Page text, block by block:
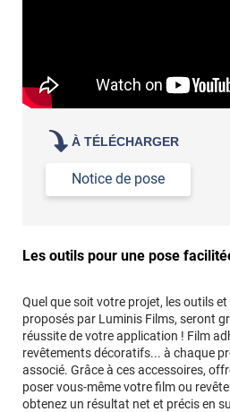
À TÉLÉCHARGER
Notice de pose
Les outils pour une pose
Quel que soit votre projet, les outils
proposés par Luminis Films, seront
réussite de votre application ! Film
revêtements décoratifs... à chaque
associé. Grâce à ces accessoires,
poser vous-même votre film ou
obtenez un résultat net et précis en